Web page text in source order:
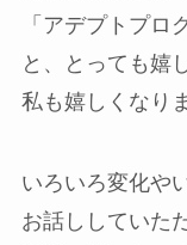
「アデプトプロ
と、とっても嬉
私も嬉しくなり
いろいろ変化や
お話ししていた